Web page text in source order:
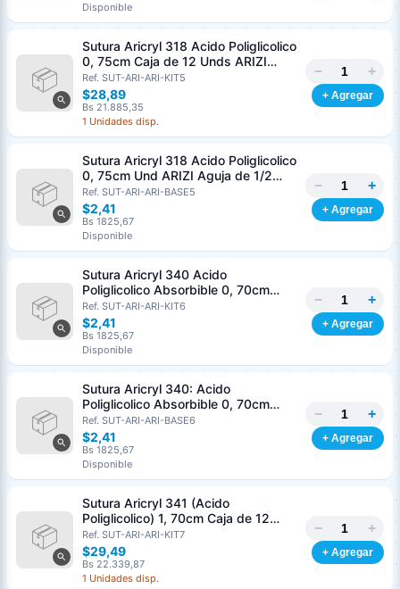
Disponible
Sutura Aricryl 318 Acido Poliglicolico
0, 75cm Caja de 12 Unds ARIZI
Aguja de 1/2 Punta Cónica 26mm
Ref. SUT-ARI-ARI-KIT5
$28,89
Bs 21.885,35
1 Unidades disp.
− +
+ Agregar
Sutura Aricryl 318 Acido Poliglicolico
0, 75cm Und ARIZI Aguja de 1/2
Punta Cónica 26mm
Ref. SUT-ARI-ARI-BASE5
$2,41
Bs 1825,67
Disponible
− +
+ Agregar
Sutura Aricryl 340 Acido
Poliglicolico Absorbible 0, 70cm
Caja de 12 Unds ARIZI Aguja de 1/2
Punta Cónica 36mm
Ref. SUT-ARI-ARI-KIT6
$2,41
Bs 1825,67
Disponible
− +
+ Agregar
Sutura Aricryl 340: Acido
Poliglicolico Absorbible 0, 70cm
Und ARIZI Aguja de 1/2 Punta
Cónica 36mm
Ref. SUT-ARI-ARI-BASE6
$2,41
Bs 1825,67
Disponible
− +
+ Agregar
Sutura Aricryl 341 (Acido
Poliglicolico) 1, 70cm Caja de 12
Unds ARIZI Aguja de 1/2 Circulo
Punta Conica 36mm
Ref. SUT-ARI-ARI-KIT7
$29,49
Bs 22.339,87
1 Unidades disp.
− +
+ Agregar
Generar cotización
Completá los datos para emitir el PDF
Nombre o razón social
Cédula o RIF*
Teléfono (opcional)
Email (opcional)
Cancelar
Clave